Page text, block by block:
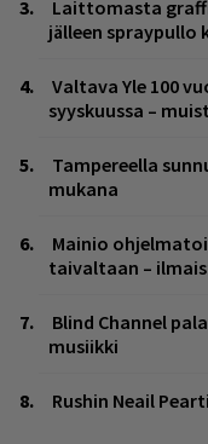
Laittomasta
jälleen spraypullo
Valtava Yle 100
syyskuussa –
Tampereella
mukana
Mainio
taivaltaan –
Blind Channel
musiikki
Rushin Neail